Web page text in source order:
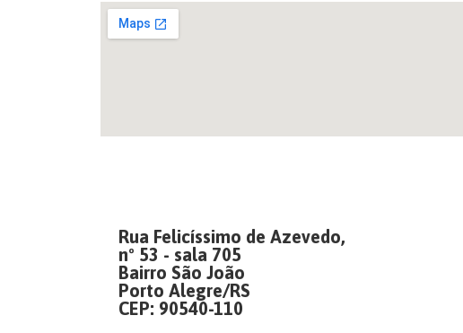
Rua Felicíssimo de Azevedo,
nº 53 - sala 705
Bairro São João
Porto Alegre/RS
CEP: 90540-110